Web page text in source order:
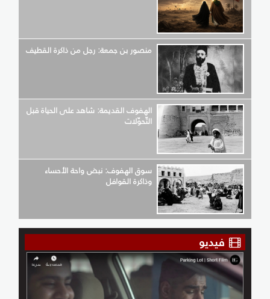
منصور بن جمعة: رجل من ذاكرة القطيف
الهفوف القديمة: شاهد على الحياة قبل
التّحوّلات
سوق الهفوف: نبض واحة الأحساء
وذاكرة القوافل
فيديو